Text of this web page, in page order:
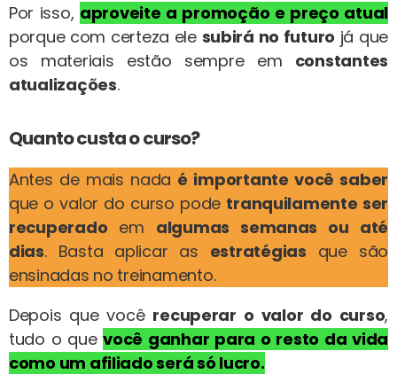
Por isso, aproveite a promoção e preço atual
porque com certeza ele subirá no futuro já que
os materiais estão sempre em constantes
atualizações.
Quanto custa o curso?
Antes de mais nada é importante você saber
que o valor do curso pode tranquilamente ser
recuperado em algumas semanas ou até
dias. Basta aplicar as estratégias que são
ensinadas no treinamento.
Depois que você recuperar o valor do curso,
tudo o quevocê ganhar para o resto da vida
como um afiliado será só lucro.